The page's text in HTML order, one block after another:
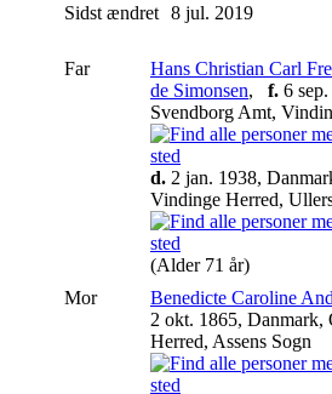
Sidst ændret 8 jul. 2019
Far
Hans Christian Carl
de Simonsen, f. 6
Svendborg Amt,
d. 2 jan. 1938,
Vindinge Herred,
(Alder 71 år)
Mor
Benedicte Caroline
2 okt. 1865, Danmark,
Herred, Assens Sogn